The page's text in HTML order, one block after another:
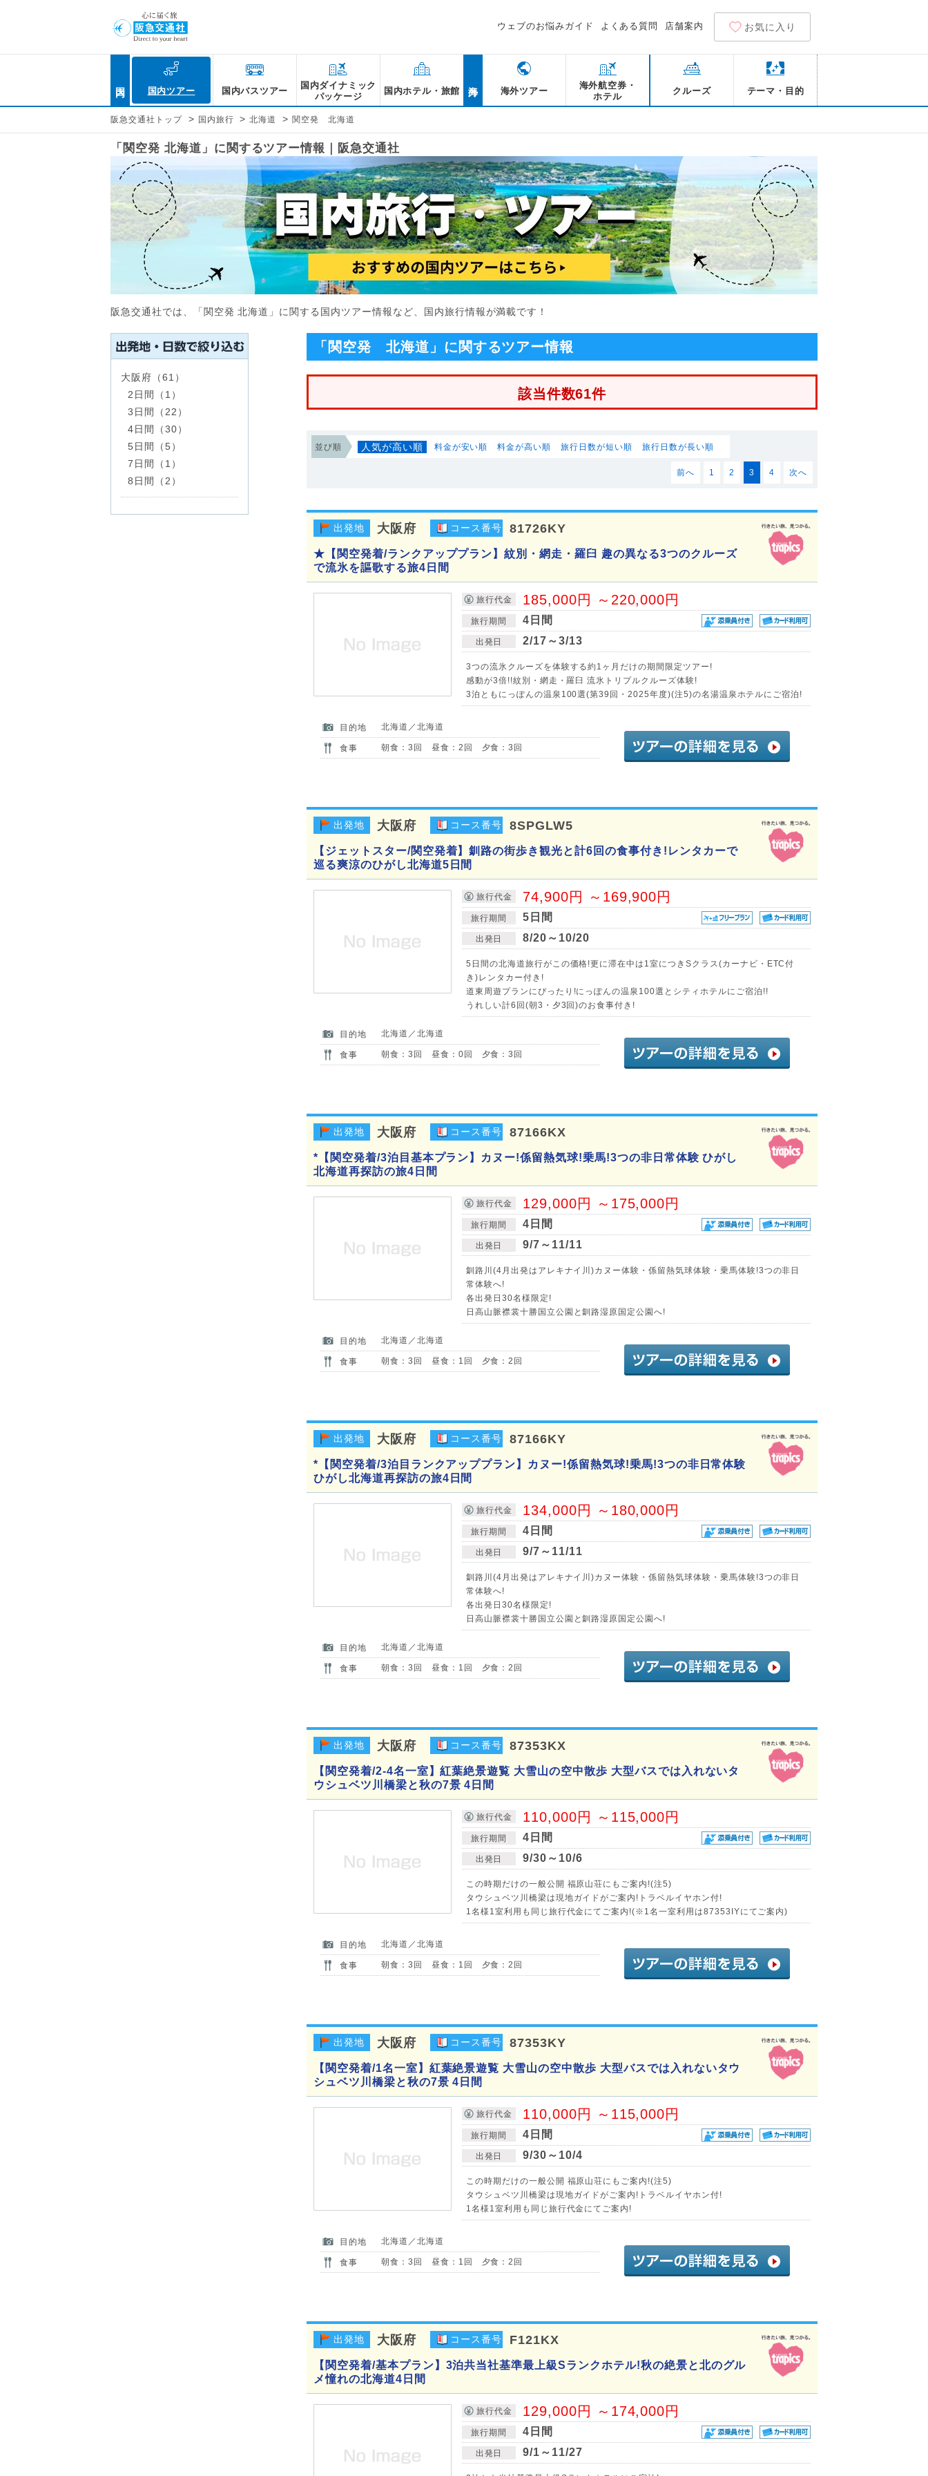
ウェブのお悩みガイド よくある質問 店舗案内 お気に入り
国内ツアー 国内バスツアー
国内ダイナミック
パッケージ
国内ホテル・旅館 海外ツアー
海外航空券・
ホテル
クルーズ テーマ・目的
阪急交通社トップ > 国内旅行 > 北海道 > 関空発 北海道
「関空発 北海道」に関するツアー情報｜阪急交通社
阪急交通社では、「関空発 北海道」に関する国内ツアー情報など、国内旅行情報が満載です！
「関空発 北海道」に関するツアー情報
該当件数61件
並び順 人気が高い順 料金が安い順 料金が高い順 旅行日数が短い順 旅行日数が長い順
前へ 1 2 3 4 次へ
出発地 大阪府 コース番号 81726KY
★【関空発着/ランクアッププラン】紋別・網走・羅臼 趣の異なる3つのクルーズ
で流氷を謳歌する旅4日間
旅行代金 185,000円 ～220,000円
旅行期間 4日間
出発日 2/17～3/13
3つの流氷クルーズを体験する約1ヶ月だけの期間限定ツアー!
感動が3倍!!紋別・網走・羅臼 流氷トリプルクルーズ体験!
3泊ともにっぽんの温泉100選(第39回・2025年度)(注5)の名湯温泉ホテルにご宿泊!
目的地 北海道／北海道
食事 朝食：3回 昼食：2回 夕食：3回
出発地 大阪府 コース番号 8SPGLW5
【ジェットスター/関空発着】釧路の街歩き観光と計6回の食事付き!レンタカーで
巡る爽涼のひがし北海道5日間
旅行代金 74,900円 ～169,900円
旅行期間 5日間
出発日 8/20～10/20
5日間の北海道旅行がこの価格!更に滞在中は1室につきSクラス(カーナビ・ETC付
き)レンタカー付き!
道東周遊プランにぴったり!にっぽんの温泉100選とシティホテルにご宿泊!!
うれしい計6回(朝3・夕3回)のお食事付き!
目的地 北海道／北海道
食事 朝食：3回 昼食：0回 夕食：3回
出発地 大阪府 コース番号 87166KX
*【関空発着/3泊目基本プラン】カヌー!係留熱気球!乗馬!3つの非日常体験 ひがし
北海道再探訪の旅4日間
旅行代金 129,000円 ～175,000円
旅行期間 4日間
出発日 9/7～11/11
釧路川(4月出発はアレキナイ川)カヌー体験・係留熱気球体験・乗馬体験!3つの非日
常体験へ!
各出発日30名様限定!
日高山脈襟裳十勝国立公園と釧路湿原国定公園へ!
目的地 北海道／北海道
食事 朝食：3回 昼食：1回 夕食：2回
出発地 大阪府 コース番号 87166KY
*【関空発着/3泊目ランクアッププラン】カヌー!係留熱気球!乗馬!3つの非日常体験
ひがし北海道再探訪の旅4日間
旅行代金 134,000円 ～180,000円
旅行期間 4日間
出発日 9/7～11/11
釧路川(4月出発はアレキナイ川)カヌー体験・係留熱気球体験・乗馬体験!3つの非日
常体験へ!
各出発日30名様限定!
日高山脈襟裳十勝国立公園と釧路湿原国定公園へ!
目的地 北海道／北海道
食事 朝食：3回 昼食：1回 夕食：2回
出発地 大阪府 コース番号 87353KX
【関空発着/2-4名一室】紅葉絶景遊覧 大雪山の空中散歩 大型バスでは入れないタ
ウシュベツ川橋梁と秋の7景 4日間
旅行代金 110,000円 ～115,000円
旅行期間 4日間
出発日 9/30～10/6
この時期だけの一般公開 福原山荘にもご案内!(注5)
タウシュベツ川橋梁は現地ガイドがご案内!トラベルイヤホン付!
1名様1室利用も同じ旅行代金にてご案内!(※1名一室利用は87353IYにてご案内)
目的地 北海道／北海道
食事 朝食：3回 昼食：1回 夕食：2回
出発地 大阪府 コース番号 87353KY
【関空発着/1名一室】紅葉絶景遊覧 大雪山の空中散歩 大型バスでは入れないタウ
シュベツ川橋梁と秋の7景 4日間
旅行代金 110,000円 ～115,000円
旅行期間 4日間
出発日 9/30～10/4
この時期だけの一般公開 福原山荘にもご案内!(注5)
タウシュベツ川橋梁は現地ガイドがご案内!トラベルイヤホン付!
1名様1室利用も同じ旅行代金にてご案内!
目的地 北海道／北海道
食事 朝食：3回 昼食：1回 夕食：2回
出発地 大阪府 コース番号 F121KX
【関空発着/基本プラン】3泊共当社基準最上級Sランクホテル!秋の絶景と北のグル
メ憧れの北海道4日間
旅行代金 129,000円 ～174,000円
旅行期間 4日間
出発日 9/1～11/27
大阪府（61）
2日間（1）
3日間（22）
4日間（30）
5日間（5）
7日間（1）
8日間（2）